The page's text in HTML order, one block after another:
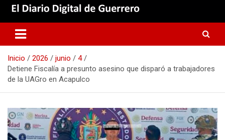
Réplica
Inicio 2026 junio
4
Detiene Fiscalía a presunto asesino que disparó a trabajadores
de la UAGro en Acapulco